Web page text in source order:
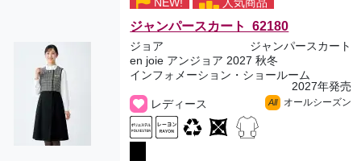
ジャンパースカート 62180
ジョア
ジャンパースカート
en joie アンジョア 2027 秋冬
インフォメーション・ショールーム
2027年発売
レディース
All オールシーズン